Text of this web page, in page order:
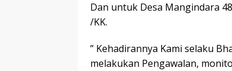
Dan untuk Desa Mangindara
/KK.
” Kehadirannya Kami selaku
melakukan Pengawalan,